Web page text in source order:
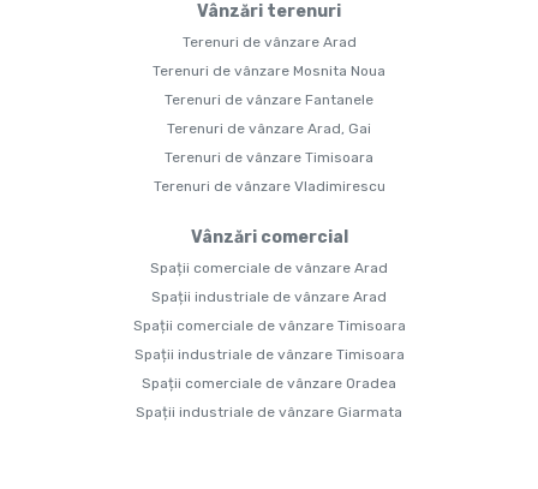
Vânzări terenuri
Terenuri de vânzare Arad
Terenuri de vânzare Mosnita Noua
Terenuri de vânzare Fantanele
Terenuri de vânzare Arad, Gai
Terenuri de vânzare Timisoara
Terenuri de vânzare Vladimirescu
Vânzări comercial
Spații comerciale de vânzare Arad
Spații industriale de vânzare Arad
Spații comerciale de vânzare Timisoara
Spații industriale de vânzare Timisoara
Spații comerciale de vânzare Oradea
Spații industriale de vânzare Giarmata